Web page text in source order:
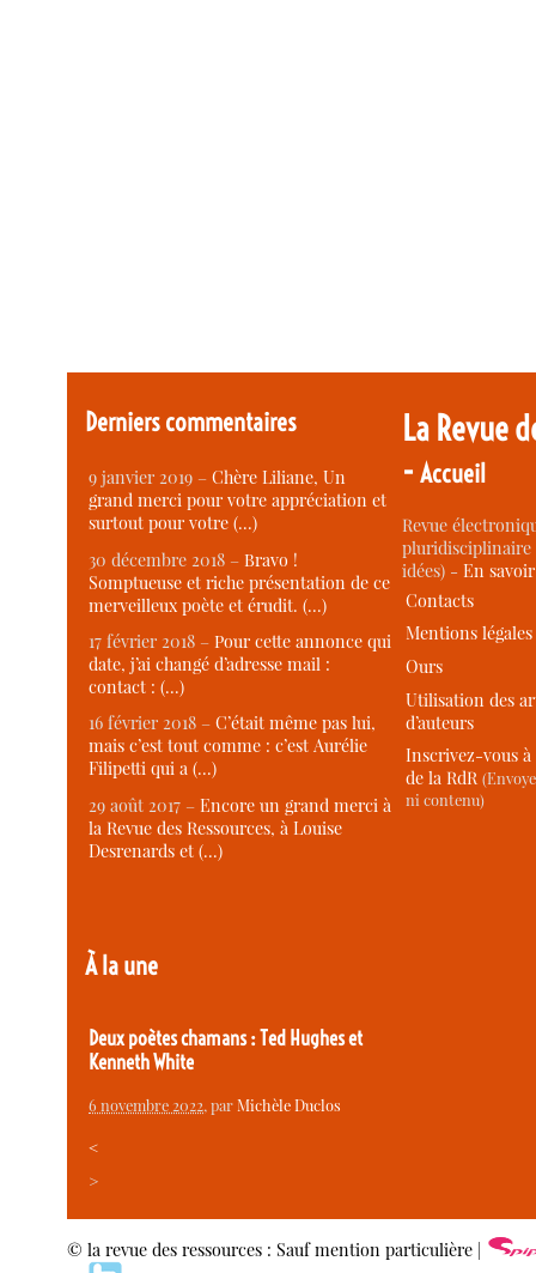
Derniers commentaires
9 janvier 2019 –Chère Liliane, Un
grand merci pour votre appréciation et
surtout pour votre (…)
30 décembre 2018 –Bravo !
Somptueuse et riche présentation de ce
merveilleux poète et érudit. (…)
17 février 2018 –Pour cette annonce qui
date, j’ai changé d’adresse mail :
contact : (…)
16 février 2018 –C’était même pas lui,
mais c’est tout comme : c’est Aurélie
Filipetti qui a (…)
29 août 2017 –Encore un grand merci à
la Revue des Ressources, à Louise
Desrenards et (…)
À la une
Deux poètes chamans : Ted Hughes et
Kenneth White
6 novembre 2022, parMichèle Duclos
<
>
La Revue
-Accueil
Revue
idées) -En
Contacts
Mentions légales
Ours
Utilisation des
d’auteurs
Inscrivez-vous
de la RdR
ni contenu)
© la revue des ressources : Sauf mention particulière |